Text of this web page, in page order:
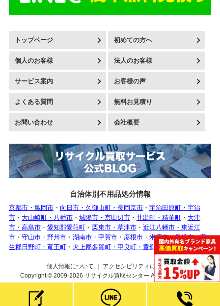
トップページ 初めての方へ
個人のお客様 法人のお客様
サービス案内 お客様の声
よくある質問 無料お見積り
お問い合わせ 会社概要
自治体別不用品処分情報
京都市・亀岡市・ 向日市・久御山町・長岡京市・ 宇治田原町・宇治
市・ 大山崎町・八幡市・ 城陽市・京田辺市・ 井出町・精華町・ 大津
市・高島市・ 愛知郡愛荘町・ 栗東市・草津市・ 近江八幡市・東近江
市・ 守山市・野州市・ 湖南市・甲賀市・ 彦根市・米原市・長浜市・蒲
生郡日野町・竜王町・ 犬上郡多賀町・甲良町・豊郷町
個人情報について
アクセシビリティについて
Copyright © 2009-2026 リサイクル買取センター All rights reserved.